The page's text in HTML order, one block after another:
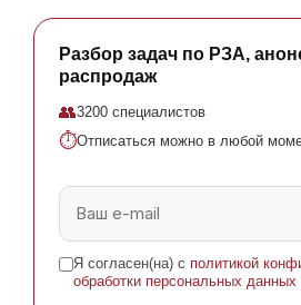
Разбор задач по РЗА,
распродаж
👥3200 специалистов
⏱Отписаться можно в любой
Я согласен(на) с политикой
обработки персональных данных